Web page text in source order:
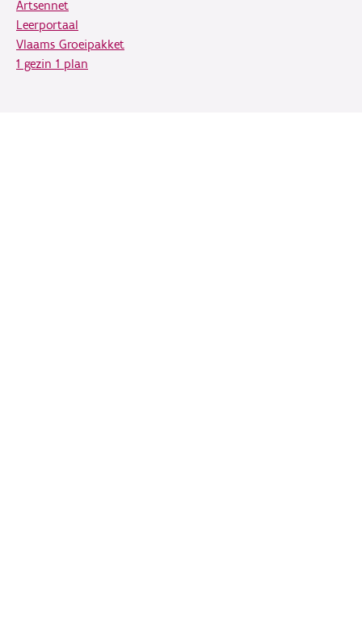
Artsennet
Leerportaal
Vlaams Groeipakket
1 gezin 1 plan